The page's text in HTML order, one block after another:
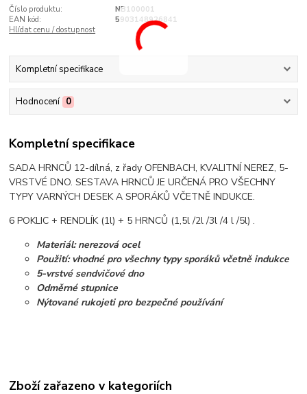
Číslo produktu:
NB100001
EAN kód:
5903148926841
Hlídat cenu / dostupnost
Kompletní specifikace
Hodnocení 0
Kompletní specifikace
SADA HRNCŮ 12-dílná, z řady OFENBACH, KVALITNÍ NEREZ, 5-
VRSTVÉ DNO. SESTAVA HRNCŮ JE URČENÁ PRO VŠECHNY
TYPY VARNÝCH DESEK A SPORÁKŮ VČETNĚ INDUKCE.
6 POKLIC + RENDLÍK (1l) + 5 HRNCŮ (1,5l /2l /3l /4 l /5l) .
Materiál: nerezová ocel
Použití: vhodné pro všechny typy sporáků včetně indukce
5-vrstvé sendvičové dno
Odměrné stupnice
Nýtované rukojeti pro bezpečné používání
Zboží zařazeno v kategoriích